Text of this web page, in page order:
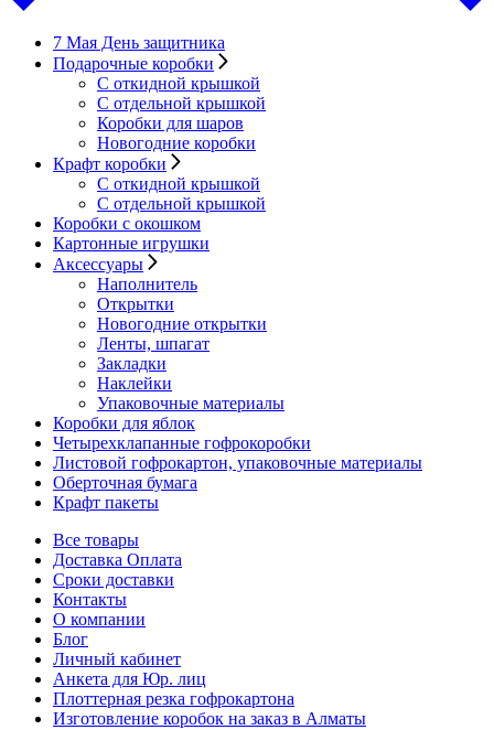
7 Мая День защитника
Подарочные коробки
С откидной крышкой
С отдельной крышкой
Коробки для шаров
Новогодние коробки
Крафт коробки
С откидной крышкой
С отдельной крышкой
Коробки с окошком
Картонные игрушки
Аксессуары
Наполнитель
Открытки
Новогодние открытки
Ленты, шпагат
Закладки
Наклейки
Упаковочные материалы
Коробки для яблок
Четырехклапанные гофрокоробки
Листовой гофрокартон, упаковочные материалы
Оберточная бумага
Крафт пакеты
Все товары
Доставка Оплата
Сроки доставки
Контакты
О компании
Блог
Личный кабинет
Анкета для Юр. лиц
Плоттерная резка гофрокартона
Изготовление коробок на заказ в Алматы